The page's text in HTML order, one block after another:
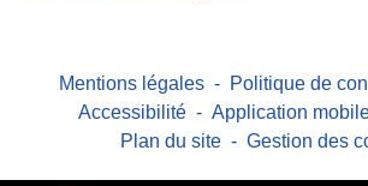
Mentions légales - Politique de
Accessibilité - Application
Plan du site - Gestion des